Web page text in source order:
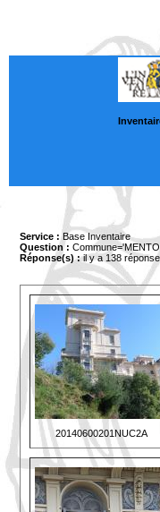
Service : Base Inventaire
Question :
Réponse(s) :il y a 138
20140600201NUC2A